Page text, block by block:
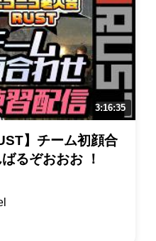
】チーム初顔合
るぞおおお ！